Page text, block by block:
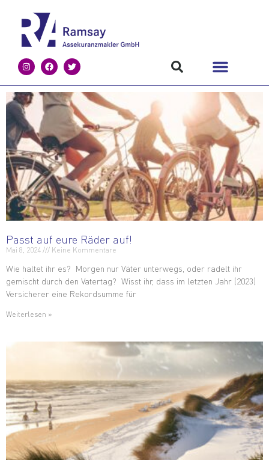
Passt auf eure Räder auf!
Mai 8, 2024 Keine Kommentare
Wie haltet ihr es? Morgen nur Väter unterwegs, oder radelt ihr
gemischt durch den Vatertag? Wisst ihr, dass im letzten Jahr (2023)
Versicherer eine Rekordsumme für
Weiterlesen »